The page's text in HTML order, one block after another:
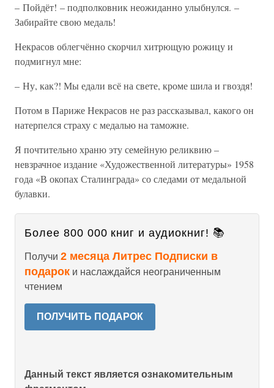
– Пойдёт! – подполковник неожиданно улыбнулся. –
Забирайте свою медаль!
Некрасов облегчённо скорчил хитрющую рожицу и
подмигнул мне:
– Ну, как?! Мы едали всё на свете, кроме шила и гвоздя!
Потом в Париже Некрасов не раз рассказывал, какого он
натерпелся страху с медалью на таможне.
Я почтительно храню эту семейную реликвию –
невзрачное издание «Художественной литературы» 1958
года «В окопах Сталинграда» со следами от медальной
булавки.
Более 800 000 книг и аудиокниг! 📚
Получи 2 месяца Литрес Подписки в
подарок и наслаждайся неограниченным
чтением
ПОЛУЧИТЬ ПОДАРОК
Данный текст является ознакомительным